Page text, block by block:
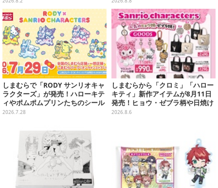
しまむらで「RODY サンリオキャ
ラクターズ」が発売！ハローキテ
ィやポムポムプリンたちのシール
帳、色が変わるタンブラーなど雑
2026.7.28
しまむらから「クロミ」「ハロー
キティ」新作アイテムが8月11日
発売！ヒョウ・ゼブラ柄や日焼け
デザインの可愛い雑貨・アパレル
2026.8.6